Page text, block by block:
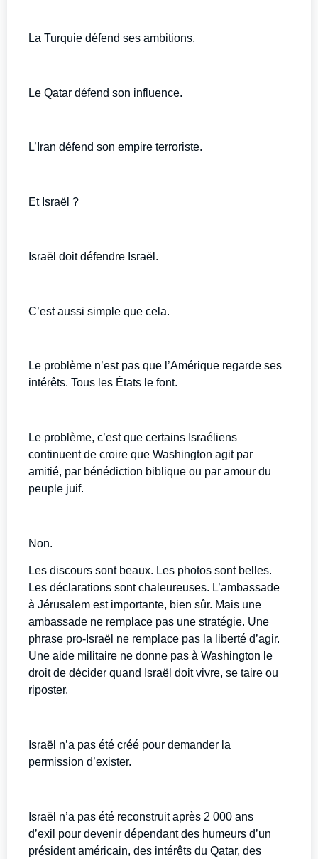
La Turquie défend ses ambitions.
Le Qatar défend son influence.
L’Iran défend son empire terroriste.
Et Israël ?
Israël doit défendre Israël.
C’est aussi simple que cela.
Le problème n’est pas que l’Amérique regarde ses
intérêts. Tous les États le font.
Le problème, c’est que certains Israéliens
continuent de croire que Washington agit par
amitié, par bénédiction biblique ou par amour du
peuple juif.
Non.
Les discours sont beaux. Les photos sont belles.
Les déclarations sont chaleureuses. L’ambassade
à Jérusalem est importante, bien sûr. Mais une
ambassade ne remplace pas une stratégie. Une
phrase pro-Israël ne remplace pas la liberté d’agir.
Une aide militaire ne donne pas à Washington le
droit de décider quand Israël doit vivre, se taire ou
riposter.
Israël n’a pas été créé pour demander la
permission d’exister.
Israël n’a pas été reconstruit après 2 000 ans
d’exil pour devenir dépendant des humeurs d’un
président américain, des intérêts du Qatar, des